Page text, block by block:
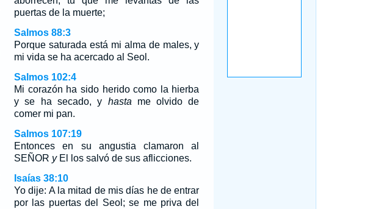
puertas de la muerte;
Salmos 88:3
Porque saturada está mi alma de males, y
mi vida se ha acercado al Seol.
Salmos 102:4
Mi corazón ha sido herido como la hierba
y se ha secado, y hasta me olvido de
comer mi pan.
Salmos 107:19
Entonces en su angustia clamaron al
SEÑOR yEl los salvó de sus aflicciones.
Isaías 38:10
Yo dije: A la mitad de mis días he de entrar
por las puertas del Seol; se me priva del